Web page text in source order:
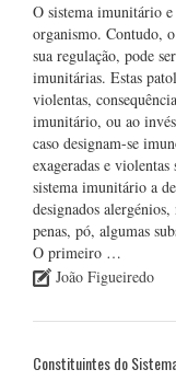
O sistema imunitário e
organismo. Contudo,
sua regulação, pode
imunitárias. Estas
violentas,
imunitário, ou ao
caso designam-se
exageradas e violentas
sistema imunitário a
designados
penas, pó, algumas
O primeiro …
João Figueiredo
Constituintes do